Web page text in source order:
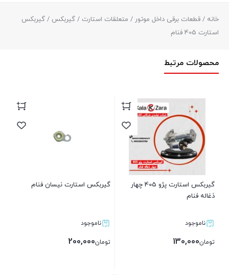
خانه / قطعات برقی داخل موتور / متعلقات استارت / گیربکس / گیربکس
استارت 405 فنام
محصولات مرتبط
گیربکس استارت پژو 405 چهار
ذغاله فنام
ناموجود
تومان130,000
گیربکس استارت نیسان فنام
ناموجود
تومان200,000